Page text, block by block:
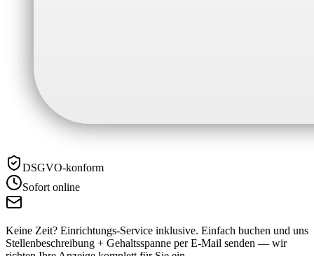
DSGVO-konform
Sofort online
Keine Zeit? Einrichtungs-Service inklusive. Einfach buchen und uns
Stellenbeschreibung + Gehaltsspanne per E-Mail senden — wir